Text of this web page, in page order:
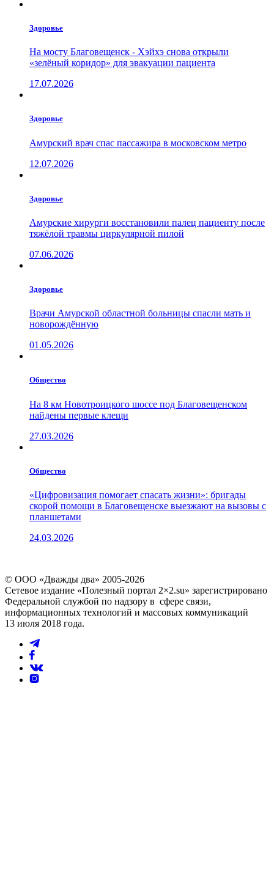
Здоровье
На мосту Благовещенск - Хэйхэ снова открыли
«зелёный коридор» для эвакуации пациента
17.07.2026
Здоровье
Амурский врач спас пассажира в московском метро
12.07.2026
Здоровье
Амурские хирурги восстановили палец пациенту после
тяжёлой травмы циркулярной пилой
07.06.2026
Здоровье
Врачи Амурской областной больницы спасли мать и
новорождённую
01.05.2026
Общество
На 8 км Новотроицкого шоссе под Благовещенском
найдены первые клещи
27.03.2026
Общество
«Цифровизация помогает спасать жизни»: бригады
скорой помощи в Благовещенске выезжают на вызовы с
планшетами
24.03.2026
© ООО «Дважды два» 2005-2026
Сетевое издание «Полезный портал 2×2.su» зарегистрировано
Федеральной службой по надзору в сфере связи,
информационных технологий и массовых коммуникаций
13 июля 2018 года.